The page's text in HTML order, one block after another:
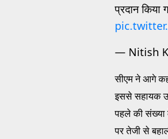
प्रदान किया
— Nitish
सीएम ने आगे
इससे सहायक
पहले की संख्या
पर तेजी से